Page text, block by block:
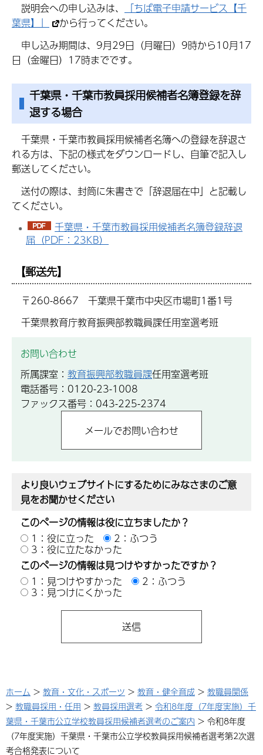
説明会への申し込みは、
「ちば電子申請サービス【千
葉県】」
から行ってください。
申し込み期間は、9月29日（月曜日）9時から10月17
日（金曜日）17時までです。
千葉県・千葉市教員採用候補者名簿登録を辞
退する場合
千葉県・千葉市教員採用候補者名簿への登録を辞退さ
れる方は、下記の様式をダウンロードし、自筆で記入し
郵送してください。
送付の際は、封筒に朱書きで「辞退届在中」と記載し
てください。
千葉県・千葉市教員採用候補者名簿登録辞退
届（PDF：23KB）
【郵送先】
〒260-8667 千葉県千葉市中央区市場町1番1号
千葉県教育庁教育振興部教職員課任用室選考班
お問い合わせ
所属課室： 教育振興部教職員課任用室選考班
電話番号：0120-23-1008
ファックス番号：043-225-2374
より良いウェブサイトにするためにみなさまのご意
見をお聞かせください
このページの情報は役に立ちましたか？
1：役に立った
2：ふつう
3：役に立たなかった
このページの情報は見つけやすかったですか？
1：見つけやすかった
2：ふつう
3：見つけにくかった
ホーム > 教育・文化・スポーツ > 教育・健全育成 > 教職員関係
> 教職員採用・任用 > 教員採用選考 > 令和8年度（7年度実施）千
葉県・千葉市公立学校教員採用候補者選考のご案内 > 令和8年度
（7年度実施）千葉県・千葉市公立学校教員採用候補者選考第2次選
考合格発表について